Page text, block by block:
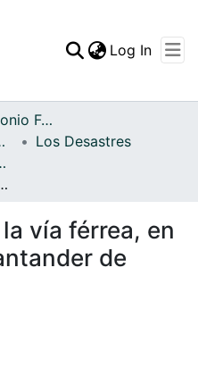
Statistics
Log In
Archivo del Patrimonio Fotográfico y Fílmico del Valle del Cauca
Valle del Cauca
Los Desastres
hacia Santander de Quilichao
vía férrea, en
de